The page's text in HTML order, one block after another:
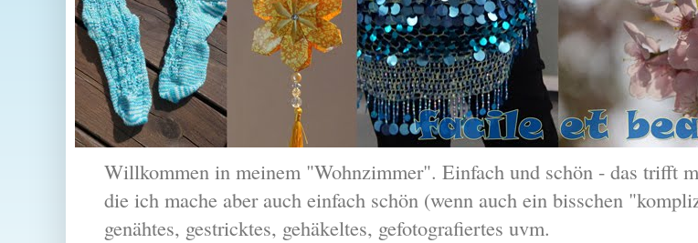
Willkommen in meinem "Wohnzimmer". Einfach und schön - das trifft
die ich mache aber auch einfach schön (wenn auch ein bisschen
genähtes, gestricktes, gehäkeltes, gefotografiertes uvm.